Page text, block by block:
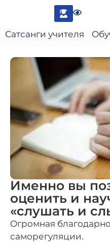
Сатсанги учителя
Именно вы
оценить и
«слушать и
Огромная
саморегуляции.